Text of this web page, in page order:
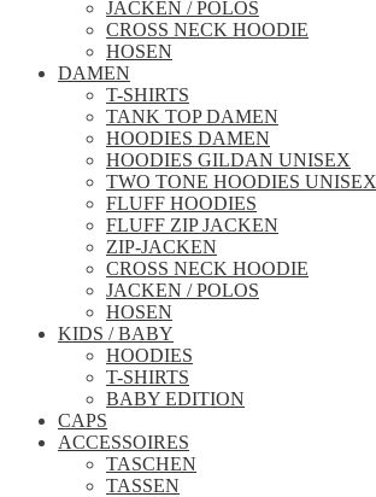
JACKEN / POLOS
CROSS NECK HOODIE
HOSEN
DAMEN
T-SHIRTS
TANK TOP DAMEN
HOODIES DAMEN
HOODIES GILDAN UNISEX
TWO TONE HOODIES UNISEX
FLUFF HOODIES
FLUFF ZIP JACKEN
ZIP-JACKEN
CROSS NECK HOODIE
JACKEN / POLOS
HOSEN
KIDS / BABY
HOODIES
T-SHIRTS
BABY EDITION
CAPS
ACCESSOIRES
TASCHEN
TASSEN